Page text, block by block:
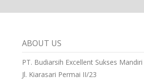
ABOUT US
PT. Budiarsih Excellent Sukses Mandiri
Jl. Kiarasari Permai II/23